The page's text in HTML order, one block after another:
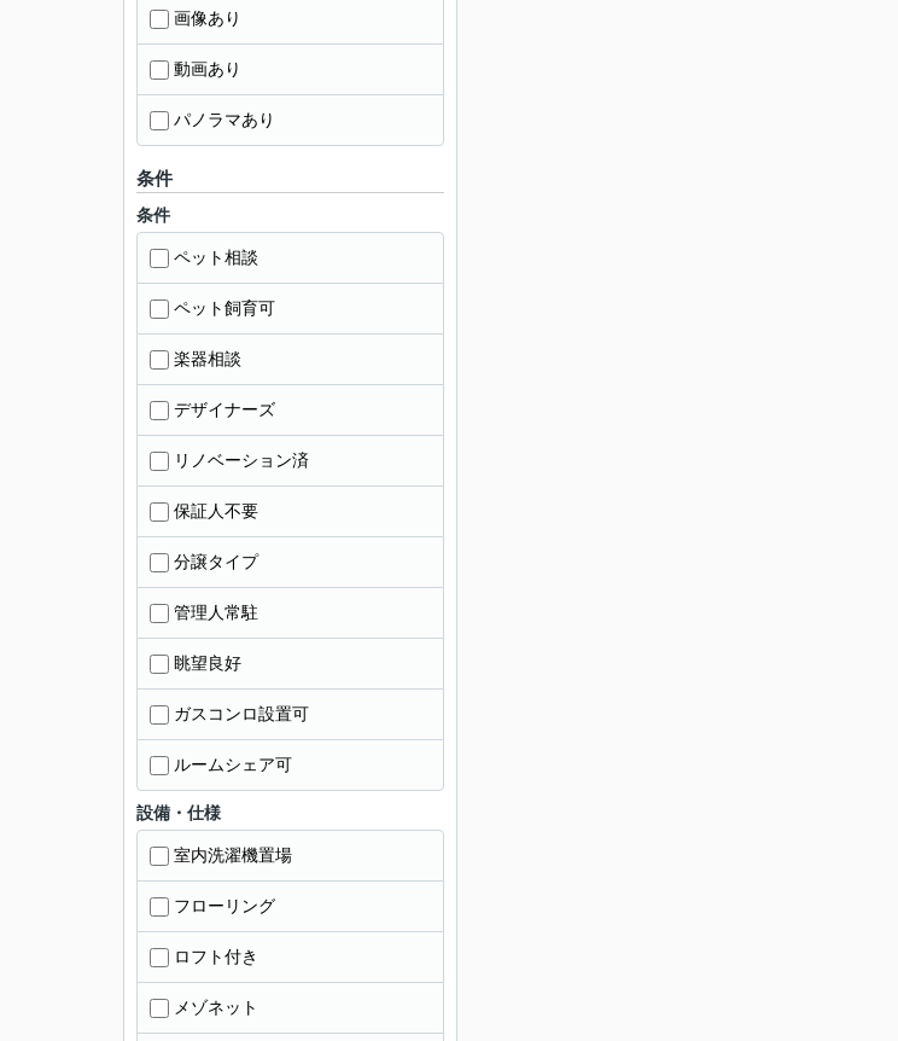
画像あり
動画あり
パノラマあり
条件
条件
ペット相談
ペット飼育可
楽器相談
デザイナーズ
リノベーション済
保証人不要
分譲タイプ
管理人常駐
眺望良好
ガスコンロ設置可
ルームシェア可
設備・仕様
室内洗濯機置場
フローリング
ロフト付き
メゾネット